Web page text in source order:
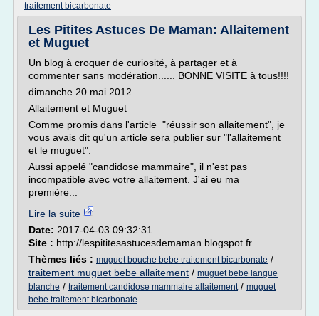
traitement bicarbonate
Les Pitites Astuces De Maman: Allaitement
et Muguet
Un blog à croquer de curiosité, à partager et à
commenter sans modération...... BONNE VISITE à tous!!!!
dimanche 20 mai 2012
Allaitement et Muguet
Comme promis dans l'article "réussir son allaitement", je
vous avais dit qu'un article sera publier sur "l'allaitement
et le muguet".
Aussi appelé "candidose mammaire", il n'est pas
incompatible avec votre allaitement. J'ai eu ma
première...
Lire la suite
Date: 2017-04-03 09:32:31
Site : http://lespititesastucesdemaman.blogspot.fr
Thèmes liés : muguet bouche bebe traitement bicarbonate /
traitement muguet bebe allaitement / muguet bebe langue
blanche / traitement candidose mammaire allaitement/ muguet
bebe traitement bicarbonate